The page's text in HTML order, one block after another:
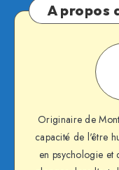
A propos
Originaire de
capacité de l'être
en psychologie et